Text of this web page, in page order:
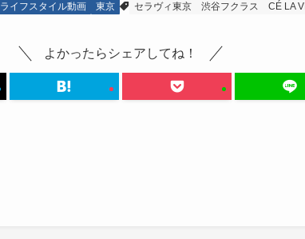
ライフスタイル動画 東京 セラヴィ東京 渋谷フクラス CÉ LA VI
よかったらシェアしてね！